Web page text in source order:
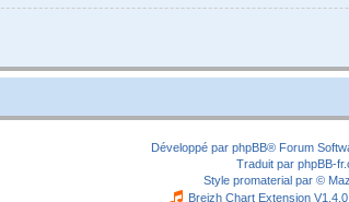
Développé par phpBB® Forum
Traduit par phpBB-
Style promaterial par ©
Breizh Chart Extension